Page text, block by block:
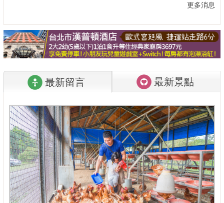
更多消息
最新留言 最新景點